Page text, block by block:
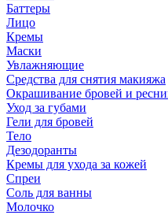
Баттеры
Лицо
Кремы
Маски
Увлажняющие
Средства для снятия макияжа
Окрашивание бровей и
Уход за губами
Гели для бровей
Тело
Дезодоранты
Кремы для ухода за кожей
Спреи
Соль для ванны
Молочко